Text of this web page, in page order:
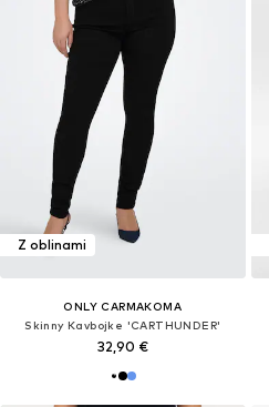
Z oblinami
ONLY CARMAKOMA
Skinny Kavbojke 'CARTHUNDER'
32,90 €